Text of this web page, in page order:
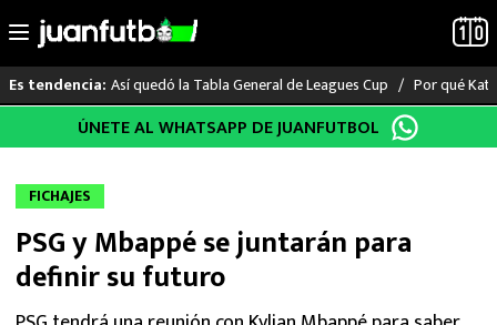
al
Es tendencia: Así quedó la Tabla General de Leagues Cup Por qué
LO ÚLTIMO
LIGA MX
RAYADOS
ÚNETE AL WHATSAPP DE JUANFUTBOL
FICHAJES
PSG y Mbappé se juntarán para
definir su futuro